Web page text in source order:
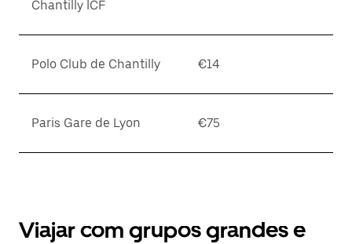
Chantilly ICF
Polo Club de Chantilly €14
Paris Gare de Lyon €75
Viajar com grupos grandes e